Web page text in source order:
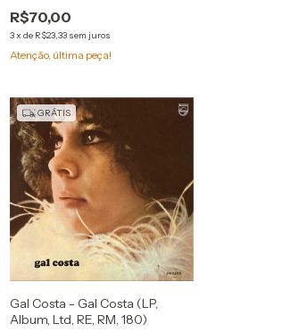
R$70,00
3x de R$23,33 sem juros
Atenção, última peça!
GRÁTIS
Gal Costa - Gal Costa (LP,
Album, Ltd, RE, RM, 180)